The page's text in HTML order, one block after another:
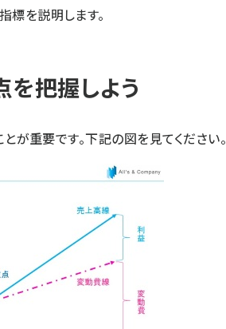
標を説明します。
把握しよう
が重要です。下記の図を見てください。